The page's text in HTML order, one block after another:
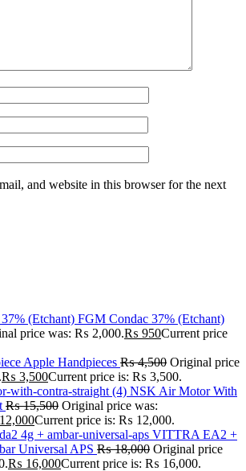
and website in this browser for the next
FGM Condac 37% (Etchant)
price was: ₨ 2,000.₨ 950Current price
Apple Handpieces ₨4,500 Original price
₨ 3,500Current price is: ₨ 3,500.
NSK Air Motor With
₨15,500 Original price was:
12,000Current price is: ₨ 12,000.
VITTRA EA2 +
Universal APS ₨18,000 Original price
₨ 16,000Current price is: ₨ 16,000.